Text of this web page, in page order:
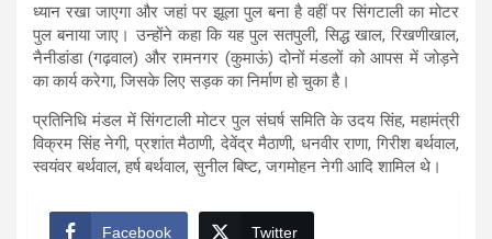
ध्यान रखा जाएगा और जहां पर झूला पुल बना है वहीं पर सिंगटाली का मोटर
पुल बनाया जाए। उन्होंने कहा कि यह पुल सतपुली, सिद्ध खाल, रिखणीखाल,
नैनीडांडा (गढ़वाल) और रामनगर (कुमाऊं) दोनों मंडलों को आपस में जोड़ने
का कार्य करेगा, जिसके लिए सड़क का निर्माण हो चुका है।
प्रतिनिधि मंडल में सिंगटाली मोटर पुल संघर्ष समिति के उदय सिंह, महामंत्री
विक्रम सिंह नेगी, प्रशांत मैठाणी, देवेंद्र मैठाणी, धनवीर राणा, गिरीश बर्थवाल,
स्वयंवर बर्थवाल, हर्ष बर्थवाल, सुनील बिष्ट, जगमोहन नेगी आदि शामिल थे।
Facebook Twitter